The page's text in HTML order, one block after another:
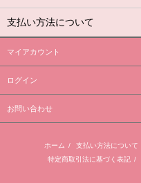
支払い方法について
マイアカウント
ログイン
お問い合わせ
ホーム / 支払い方法について
特定商取引法に基づく表記 /